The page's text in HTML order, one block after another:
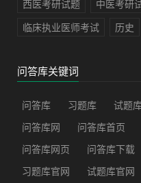
西医考研试题
中医考研
临床执业医师考试
历史
问答库关键词
问答库 习题库 试题
问答库网
问答库首页
问答库网页
问答库下载
习题库官网
试题库官网